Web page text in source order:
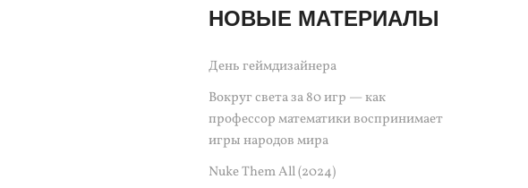
НОВЫЕ МАТЕРИАЛЫ
День геймдизайнера
Вокруг света за 80 игр — как
профессор математики воспринимает
игры народов мира
Nuke Them All (2024)